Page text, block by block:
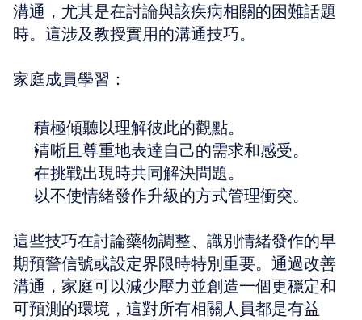
溝通，尤其是在討論與該疾病相關的困難話題
時。這涉及教授實用的溝通技巧。
家庭成員學習：
積極傾聽以理解彼此的觀點。
清晰且尊重地表達自己的需求和感受。
在挑戰出現時共同解決問題。
以不使情緒發作升級的方式管理衝突。
這些技巧在討論藥物調整、識別情緒發作的早
期預警信號或設定界限時特別重要。通過改善
溝通，家庭可以減少壓力並創造一個更穩定和
可預測的環境，這對所有相關人員都是有益